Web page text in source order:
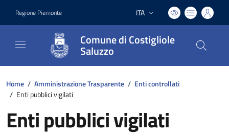
Regione Piemonte Lingua attiva:
ITA
Comune di Costigliole
Saluzzo
Home / Amministrazione Trasparente / Enti controllati
/ Enti pubblici vigilati
Enti pubblici vigilati